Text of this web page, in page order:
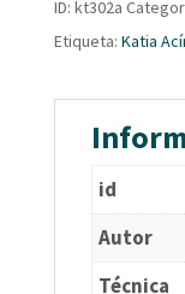
ID: kt302a
Etiqueta: Katia
id
Autor
Técnica